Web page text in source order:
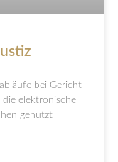
bei Gericht
die elektronische
genutzt